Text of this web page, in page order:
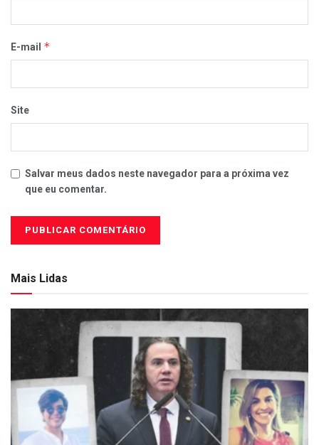
E-mail *
Site
Salvar meus dados neste navegador para a próxima vez
que eu comentar.
Mais Lidas